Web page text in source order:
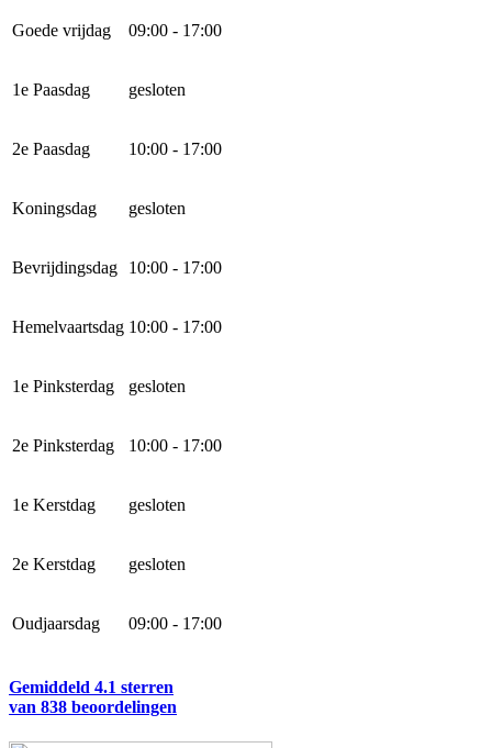
Goede vrijdag 09:00 - 17:00
1e Paasdag gesloten
2e Paasdag 10:00 - 17:00
Koningsdag gesloten
Bevrijdingsdag 10:00 - 17:00
Hemelvaartsdag 10:00 - 17:00
1e Pinksterdag gesloten
2e Pinksterdag 10:00 - 17:00
1e Kerstdag gesloten
2e Kerstdag gesloten
Oudjaarsdag 09:00 - 17:00
Gemiddeld 4.1 sterren
van 838 beoordelingen